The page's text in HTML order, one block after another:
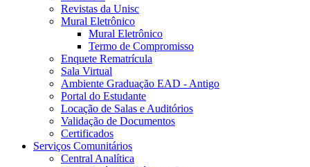
Revistas da Unisc
Mural Eletrônico
Mural Eletrônico
Termo de Compromisso
Enquete Rematrícula
Sala Virtual
Ambiente Graduação EAD - Antigo
Portal do Estudante
Locação de Salas e Auditórios
Validação de Documentos
Certificados
Serviços Comunitários
Central Analítica